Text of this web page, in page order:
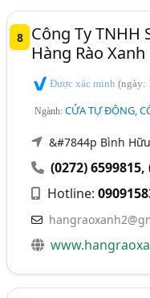
8
Công Ty TNHH
Hàng Rào Xanh
Được xác minh(ngày:
Ngành:CỬA TỰ ĐỘNG,
&#7844p Bình
(0272) 6599815,
Hotline: